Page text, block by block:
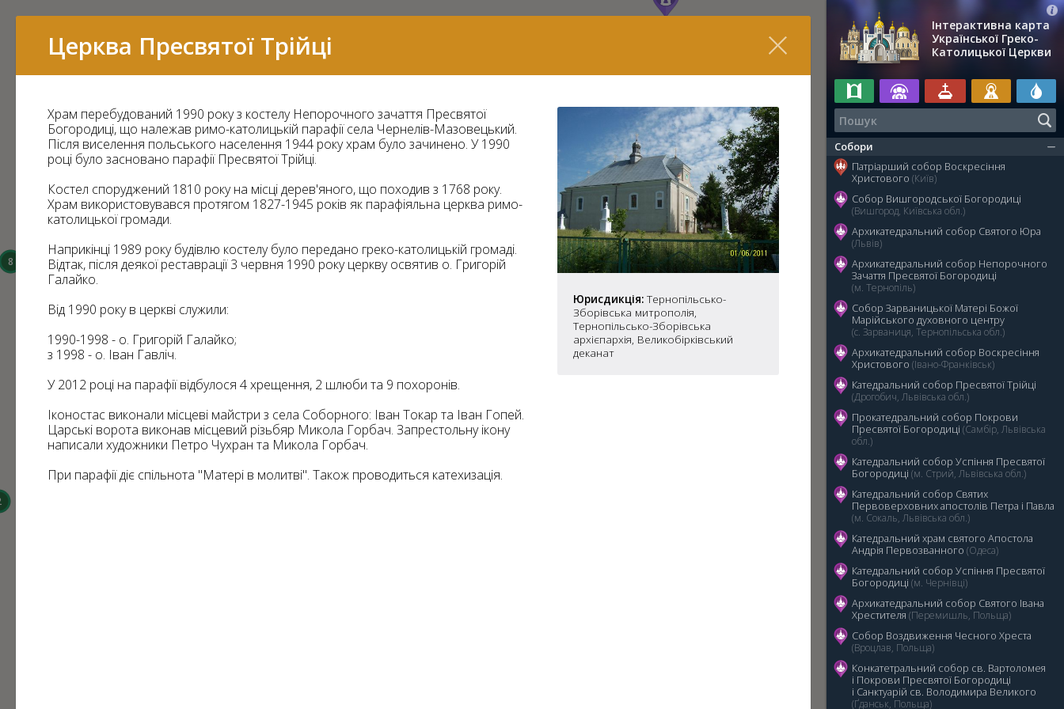
Інтерактивна карта
Української Греко-
Католицької Церкви
Собори
Патріарший собор Воскресіння
Христового (Київ)
Собор Вишгородської Богородиці
(Вишгород, Київська обл.)
Архикатедральний собор Святого Юра
(Львів)
Архикатедральний собор Непорочного
Зачаття Пресвятої Богородиці
(м. Тернопіль)
Собор Зарваницької Матері Божої
Марійського духовного центру
(с. Зарваниця, Тернопільська обл.)
Архикатедральний собор Воскресіння
Христового (Івано-Франківськ)
Катедральний собор Пресвятої Трійці
(Дрогобич, Львівська обл.)
Прокатедральний собор Покрови
Пресвятої Богородиці (Самбір, Львівська
обл.)
Катедральний cобор Успіння Пресвятої
Богородиці (м. Стрий, Львівська обл.)
Катедральний собор Святих
Первоверховних апостолів Петра і Павла
(м. Сокаль, Львівська обл.)
Катедральний храм святого Апостола
Андрія Первозванного (Одеса)
Катедральний собор Успіння Пресвятої
Богородиці (м. Чернівці)
Архикатедральний собор Святого Івана
Хрестителя (Перемишль, Польща)
Собор Воздвиження Чесного Хреста
(Вроцлав, Польща)
Конкатетральний собор св. Вартоломея
і Покрови Пресвятої Богородиці
i Санктуарій св. Володимира Великого
(Ґданськ, Польща)
Церква Пресвятої Трійці
Юрисдикція: Тернопільсько-
Зборівська митрополія,
Тернопільсько-Зборівська
архієпархія, Великобірківський
деканат
Храм перебудований 1990 року з костелу Непорочного зачаття Пресвятої
Богородиці, що належав римо-католицькій парафії села Чернелів-Мазовецький.
Після виселення польського населення 1944 року храм було зачинено. У 1990
році було засновано парафії Пресвятої Трійці.
Костел споруджений 1810 року на місці дерев'яного, що походив з 1768 року.
Храм використовувався протягом 1827-1945 років як парафіяльна церква римо-
католицької громади.
Наприкінці 1989 року будівлю костелу було передано греко-католицькій громаді.
Відтак, після деякої реставрації 3 червня 1990 року церкву освятив о. Григорій
Галайко.
Від 1990 року в церкві служили:
1990-1998 - о. Григорій Галайко;
з 1998 - о. Іван Гавліч.
У 2012 році на парафії відбулося 4 хрещення, 2 шлюби та 9 похоронів.
Іконостас виконали місцеві майстри з села Соборного: Іван Токар та Іван Гопей.
Царські ворота виконав місцевий різьбяр Микола Горбач. Запрестольну ікону
написали художники Петро Чухран та Микола Горбач.
При парафії діє спільнота "Матері в молитві". Також проводиться катехизація.
720
22
276
15
10
16
31
59
8
70